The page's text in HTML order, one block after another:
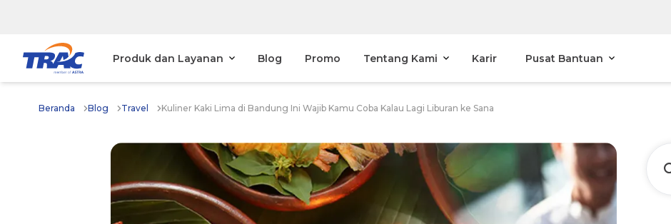
Produk dan Layanan Blog Promo Tentang Kami Karir Pusat Bantuan
Beranda Blog Travel Kuliner Kaki Lima di Bandung Ini Wajib Kamu Coba Kalau Lagi Liburan ke Sana